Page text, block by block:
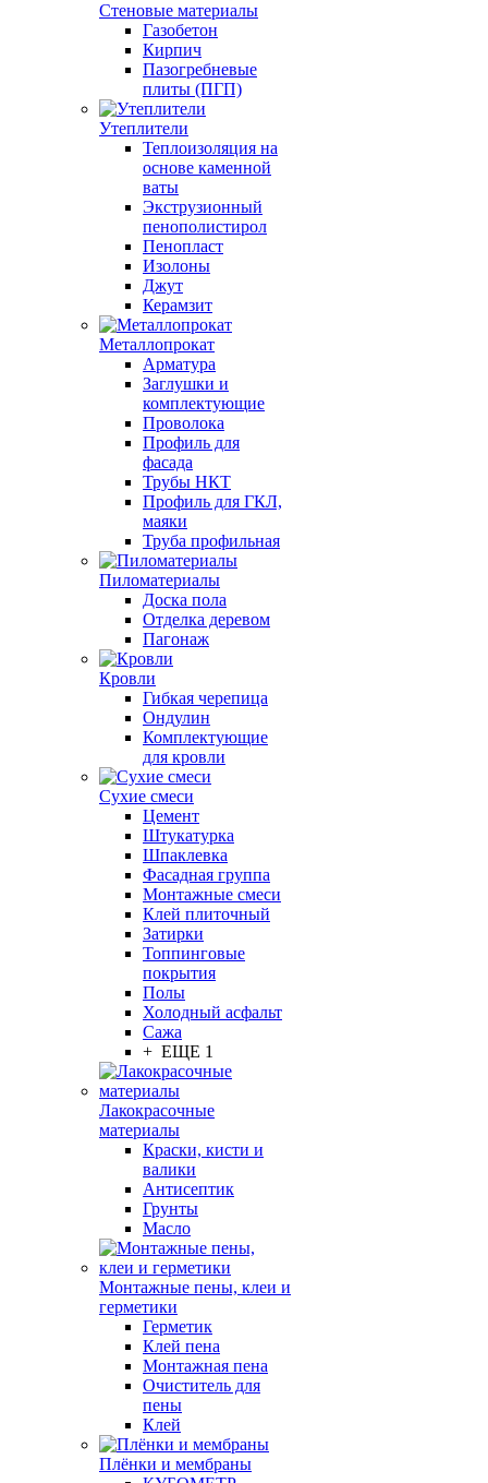
Стеновые материалы
Газобетон
Кирпич
Пазогребневые
плиты (ПГП)
Утеплители
Теплоизоляция на
основе каменной
ваты
Экструзионный
пенополистирол
Пенопласт
Изолоны
Джут
Керамзит
Металлопрокат
Арматура
Заглушки и
комплектующие
Проволока
Профиль для
фасада
Трубы НКТ
Профиль для ГКЛ,
маяки
Труба профильная
Пиломатериалы
Доска пола
Отделка деревом
Пагонаж
Кровли
Гибкая черепица
Ондулин
Комплектующие
для кровли
Сухие смеси
Цемент
Штукатурка
Шпаклевка
Фасадная группа
Монтажные смеси
Клей плиточный
Затирки
Топпинговые
покрытия
Полы
Холодный асфальт
Сажа
+ ЕЩЕ 1
Лакокрасочные
материалы
Краски, кисти и
валики
Антисептик
Грунты
Масло
Монтажные пены, клеи и
герметики
Герметик
Клей пена
Монтажная пена
Очиститель для
пены
Клей
Плёнки и мембраны